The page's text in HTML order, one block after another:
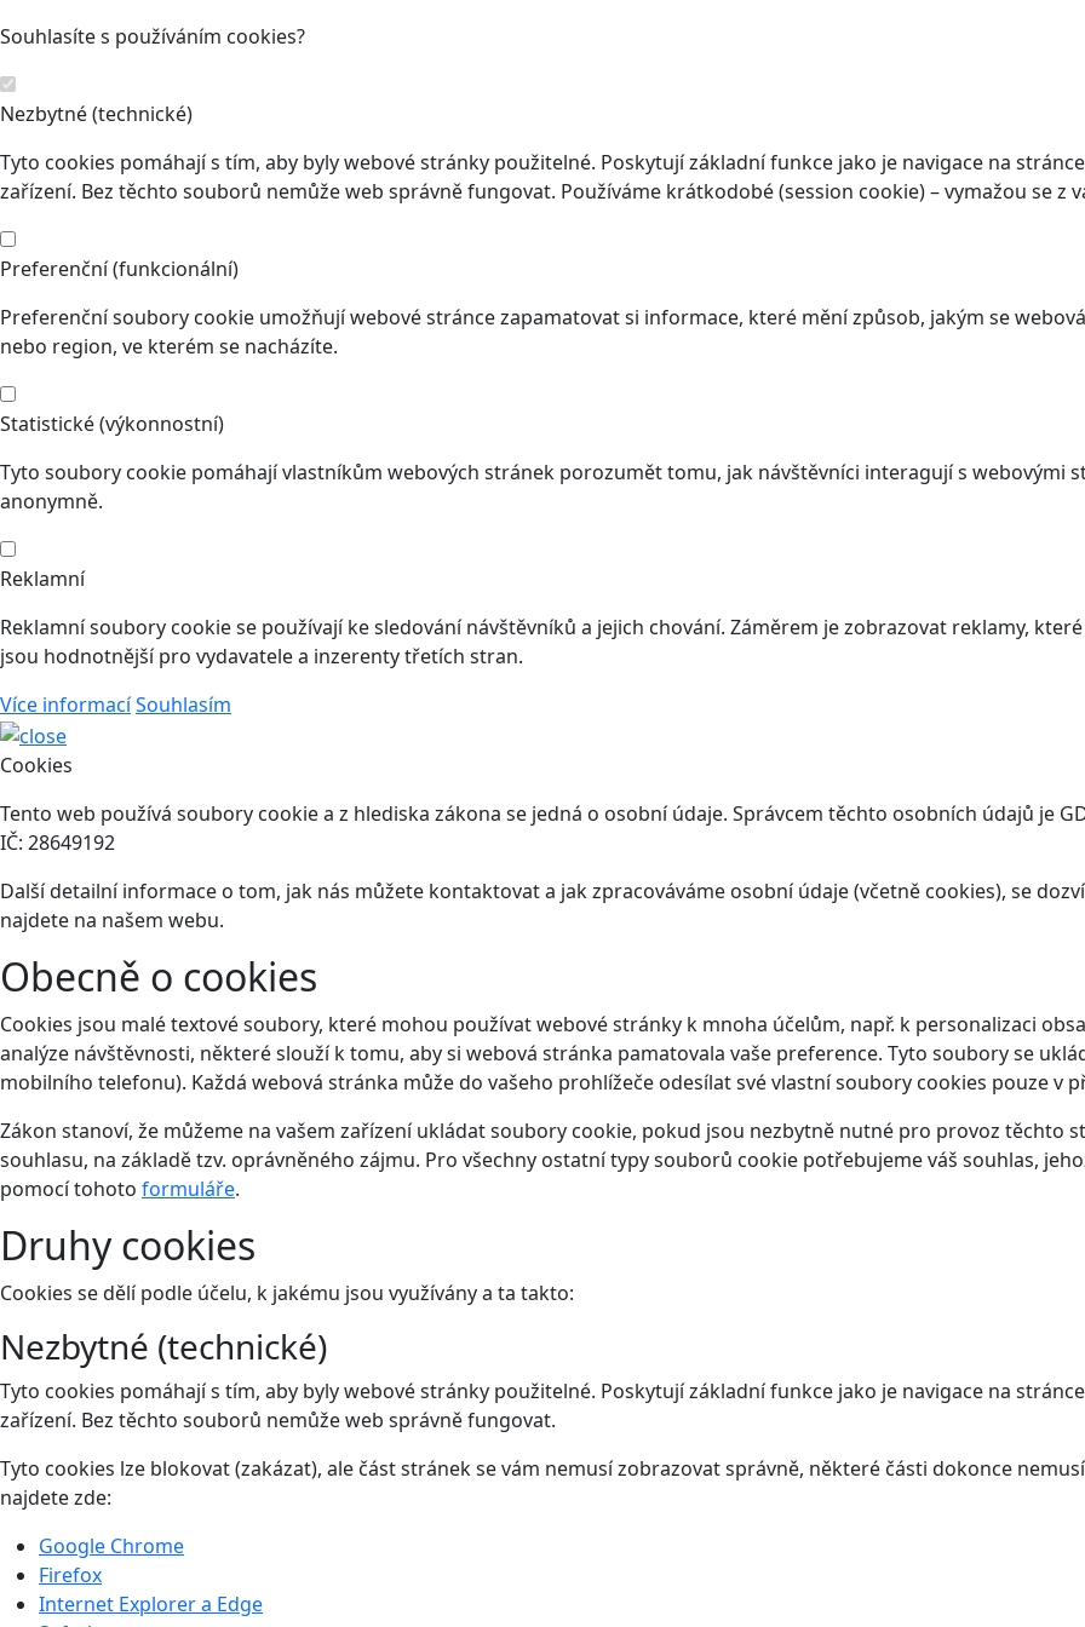
Souhlasíte s používáním cookies?
Nezbytné (technické)
Tyto cookies pomáhají s tím, aby byly webové stránky použitelné. Poskytují základní funkce jako je navigace na
zařízení. Bez těchto souborů nemůže web správně fungovat. Používáme krátkodobé (session cookie) – vymažou se z
Preferenční (funkcionální)
Preferenční soubory cookie umožňují webové stránce zapamatovat si informace, které mění způsob, jakým se
nebo region, ve kterém se nacházíte.
Statistické (výkonnostní)
Tyto soubory cookie pomáhají vlastníkům webových stránek porozumět tomu, jak návštěvníci interagují s webovými
anonymně.
Reklamní
Reklamní soubory cookie se používají ke sledování návštěvníků a jejich chování. Záměrem je zobrazovat reklamy,
jsou hodnotnější pro vydavatele a inzerenty třetích stran.
Více informacíSouhlasím
Cookies
Tento web používá soubory cookie a z hlediska zákona se jedná o osobní údaje. Správcem těchto osobních údajů je
IČ: 28649192
Další detailní informace o tom, jak nás můžete kontaktovat a jak zpracováváme osobní údaje (včetně cookies), se
najdete na našem webu.
Obecně o cookies
Cookies jsou malé textové soubory, které mohou používat webové stránky k mnoha účelům, např. k personalizaci
analýze návštěvnosti, některé slouží k tomu, aby si webová stránka pamatovala vaše preference. Tyto soubory se
mobilního telefonu). Každá webová stránka může do vašeho prohlížeče odesílat své vlastní soubory cookies pouze v
Zákon stanoví, že můžeme na vašem zařízení ukládat soubory cookie, pokud jsou nezbytně nutné pro provoz těchto
souhlasu, na základě tzv. oprávněného zájmu. Pro všechny ostatní typy souborů cookie potřebujeme váš souhlas,
pomocí tohoto formuláře.
Druhy cookies
Cookies se dělí podle účelu, k jakému jsou využívány a ta takto:
Nezbytné (technické)
Tyto cookies pomáhají s tím, aby byly webové stránky použitelné. Poskytují základní funkce jako je navigace na
zařízení. Bez těchto souborů nemůže web správně fungovat.
Tyto cookies lze blokovat (zakázat), ale část stránek se vám nemusí zobrazovat správně, některé části dokonce
najdete zde:
Google Chrome
Firefox
Internet Explorer a Edge